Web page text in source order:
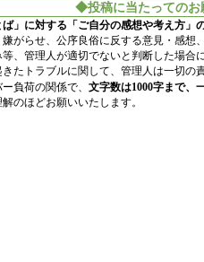
◆投稿に当たっての
ば」に対する「ご自分の感想や考え方」
がらせ、公序良俗に反する意見・感想
、管理人が適切でないと判断した場合
たトラブルに関して、管理人は一切の
負荷の関係で、 文字数は1000字まで、
のほどお願いいたします。